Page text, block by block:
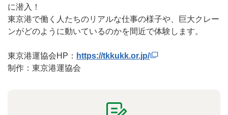
に潜入！
東京港で働く人たちのリアルな仕事の様子や、巨大クレー
ンがどのように動いているのかを間近で体験します。
東京港運協会HP： https://tkkukk.or.jp/
制作：東京港運協会